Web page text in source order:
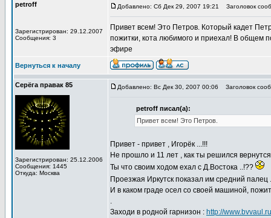
petroff
Зарегистрирован: 29.12.2007
Сообщения: 3
Добавлено: Сб Дек 29, 2007 19:21 Заголовок
Привет всем! Это Петров. Который кадет
пожитки, кота любимого и приехал! В общем
эфире
Вернуться к началу
Серёга правак 85
Зарегистрирован: 25.12.2006
Сообщения: 1445
Откуда: Москва
Добавлено: Вс Дек 30, 2007 00:06 Заголовок
petroff писал(а):
Привет всем! Это Петров.
Привет - привет , Игорёк ...!!!
Не прошло и 11 лет , как ты решился
Ты что своим ходом ехал с Д.Востока ..!??
Проезжая Иркутск показал им средний палец
И в каком граде осел со своей машиной,
.
Заходи в родной гарнизон : http://